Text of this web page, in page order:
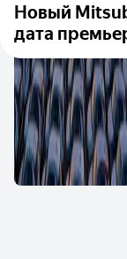
Новый
дата